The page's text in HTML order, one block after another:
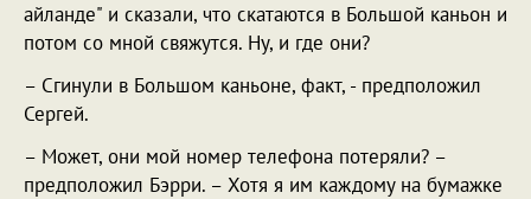
айланде" и сказали, что скатаются в Большой каньон и
потом со мной свяжутся. Ну, и где они?
– Сгинули в Большом каньоне, факт, - предположил
Сергей.
– Может, они мой номер телефона потеряли? –
предположил Бэрри. – Хотя я им каждому на бумажке